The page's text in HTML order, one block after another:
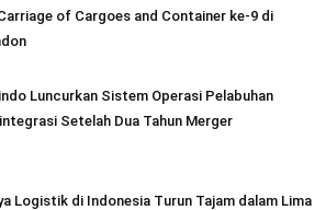
of Cargoes and Container ke-9 di
Luncurkan Sistem Operasi Pelabuhan
Setelah Dua Tahun Merger
Logistik di Indonesia Turun Tajam dalam Lima